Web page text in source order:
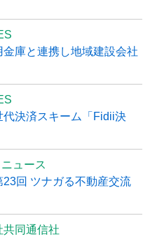
庫と連携し地域建設会社
決済スキーム「Fidii決
ュース
回 ツナガる不動産交流
共同通信社